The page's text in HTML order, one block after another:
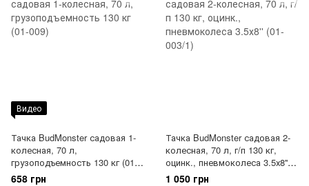
Видео
Тачка BudMonster садовая 1-
колесная, 70 л,
грузоподъемность 130 кг (01-
009)
658 грн
Тачка BudMonster садовая 2-
колесная, 70 л, г/п 130 кг,
оцинк., пневмоколеса 3.5х8''
(01-003/1)
1 050 грн